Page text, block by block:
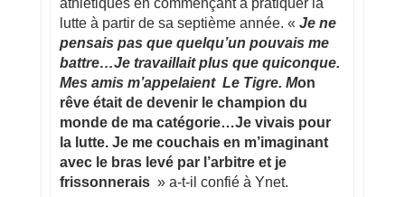
lutte à partir de sa septième année. « Je ne
pensais pas que quelqu’un pouvais me
battre…Je travaillait plus que quiconque.
Mes amis m’appelaient Le Tigre. Mon
rêve était de devenir le champion du
monde de ma catégorie…Je vivais pour
la lutte. Je me couchais en m’imaginant
avec le bras levé par l’arbitre et je
frissonnerais» a-t-il confié à Ynet.